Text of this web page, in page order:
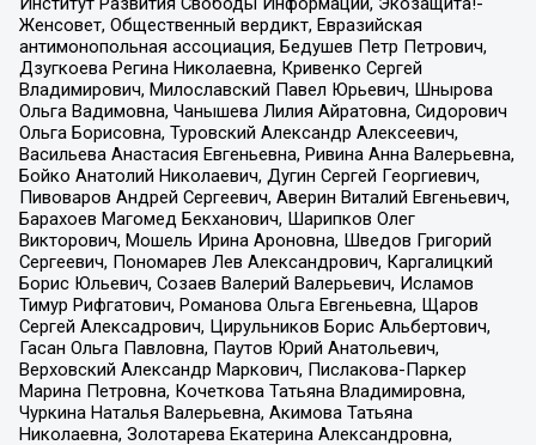
Женсовет, Общественный вердикт, Евразийская
антимонопольная ассоциация, Бедушев Петр Петрович,
Дзугкоева Регина Николаевна, Кривенко Сергей
Владимирович, Милославский Павел Юрьевич, Шнырова
Ольга Вадимовна, Чанышева Лилия Айратовна, Сидорович
Ольга Борисовна, Туровский Александр Алексеевич,
Васильева Анастасия Евгеньевна, Ривина Анна Валерьевна,
Бойко Анатолий Николаевич, Дугин Сергей Георгиевич,
Пивоваров Андрей Сергеевич, Аверин Виталий Евгеньевич,
Барахоев Магомед Бекханович, Шарипков Олег
Викторович, Мошель Ирина Ароновна, Шведов Григорий
Сергеевич, Пономарев Лев Александрович, Каргалицкий
Борис Юльевич, Созаев Валерий Валерьевич, Исламов
Тимур Рифгатович, Романова Ольга Евгеньевна, Щаров
Сергей Алексадрович, Цирульников Борис Альбертович,
Гасан Ольга Павловна, Паутов Юрий Анатольевич,
Верховский Александр Маркович, Пислакова-Паркер
Марина Петровна, Кочеткова Татьяна Владимировна,
Чуркина Наталья Валерьевна, Акимова Татьяна
Николаевна, Золотарева Екатерина Александровна,